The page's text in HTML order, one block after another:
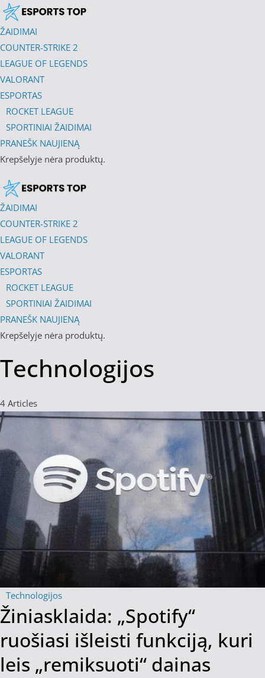
ŽAIDIMAI
COUNTER-STRIKE 2
LEAGUE OF LEGENDS
VALORANT
ESPORTAS
ROCKET LEAGUE
SPORTINIAI ŽAIDIMAI
PRANEŠK NAUJIENĄ
Krepšelyje nėra produktų.
ŽAIDIMAI
COUNTER-STRIKE 2
LEAGUE OF LEGENDS
VALORANT
ESPORTAS
ROCKET LEAGUE
SPORTINIAI ŽAIDIMAI
PRANEŠK NAUJIENĄ
Krepšelyje nėra produktų.
Technologijos
4 Articles
Technologijos
Žiniasklaida: „Spotify“
ruošiasi išleisti funkciją, kuri
leis „remiksuoti“ dainas